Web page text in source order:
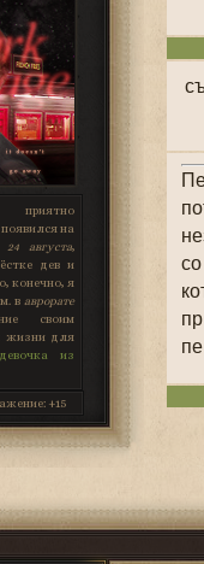
появился на
24 августа,
дев и
конечно, я
в аврорате
своим
жизни для
девочка из
+15